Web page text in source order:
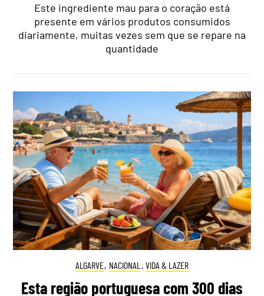
Este ingrediente mau para o coração está
presente em vários produtos consumidos
diariamente, muitas vezes sem que se repare na
quantidade
ALGARVE, NACIONAL , VIDA & LAZER
Esta região portuguesa com 300 dias